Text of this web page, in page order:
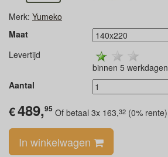
Merk: Yumeko
Maat
Levertijd
binnen 5 werkdagen
Aantal
€489,95 Of betaal 3x 163,32 (0% rente)
In winkelwagen